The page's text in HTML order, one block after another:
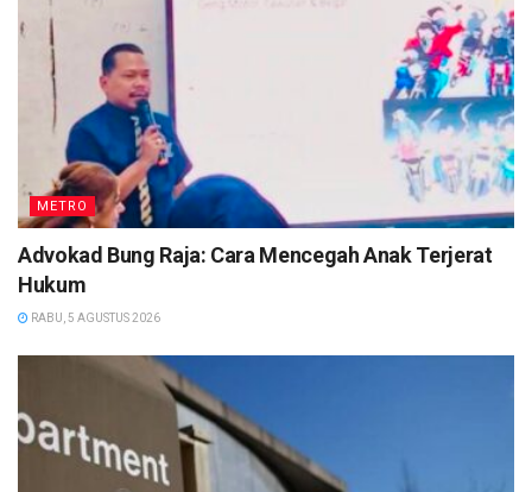
METRO
Advokad Bung Raja: Cara Mencegah Anak Terjerat
Hukum
RABU, 5 AGUSTUS 2026